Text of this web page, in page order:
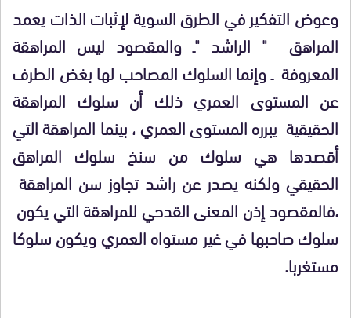
وعوض التفكير في الطرق السوية لإثبات الذات يعمد
المراهق " الراشد "ـ والمقصود ليس المراهقة
المعروفة ـ وإنما السلوك المصاحب لها بغض الطرف
عن المستوى العمري ذلك أن سلوك المراهقة
الحقيقية يبرره المستوى العمري ، بينما المراهقة التي
أقصدها هي سلوك من سنخ سلوك المراهق
الحقيقي ولكنه يصدر عن راشد تجاوز سن المراهقة
،فالمقصود إذن المعنى القدحي للمراهقة التي يكون
سلوك صاحبها في غير مستواه العمري ويكون سلوكا
مستغربا.